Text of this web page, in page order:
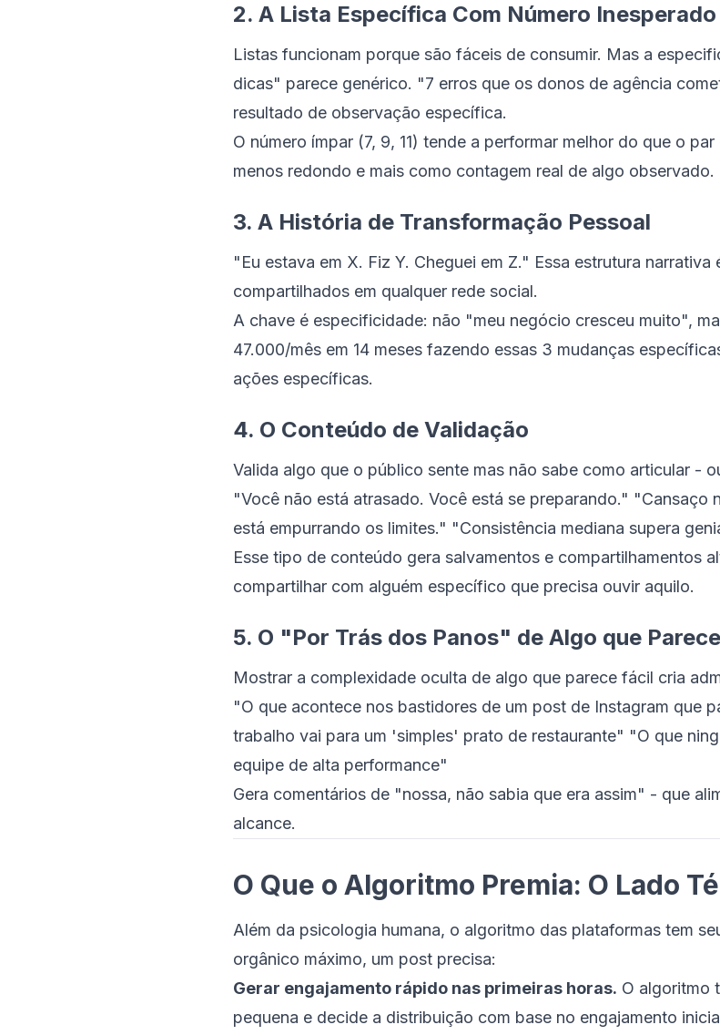
2. A Lista Específica Com Número Inesperado
Listas funcionam porque são fáceis de consumir. Mas a
dicas" parece genérico. "7 erros que os donos de agência
resultado de observação específica.
O número ímpar (7, 9, 11) tende a performar melhor do que o
menos redondo e mais como contagem real de algo observado.
3. A História de Transformação Pessoal
"Eu estava em X. Fiz Y. Cheguei em Z." Essa estrutura
compartilhados em qualquer rede social.
A chave é especificidade: não "meu negócio cresceu muito",
47.000/mês em 14 meses fazendo essas 3 mudanças
ações específicas.
4. O Conteúdo de Validação
Valida algo que o público sente mas não sabe como articular -
"Você não está atrasado. Você está se preparando." "Cansaço
está empurrando os limites." "Consistência mediana supera
Esse tipo de conteúdo gera salvamentos e compartilhamentos
compartilhar com alguém específico que precisa ouvir aquilo.
5. O "Por Trás dos Panos" de Algo que
Mostrar a complexidade oculta de algo que parece fácil cria
"O que acontece nos bastidores de um post de Instagram que
trabalho vai para um 'simples' prato de restaurante" "O que
equipe de alta performance"
Gera comentários de "nossa, não sabia que era assim" - que
alcance.
O Que o Algoritmo Premia: O Lado
Além da psicologia humana, o algoritmo das plataformas tem
orgânico máximo, um post precisa:
Gerar engajamento rápido nas primeiras horas. O algoritmo
pequena e decide a distribuição com base no engajamento